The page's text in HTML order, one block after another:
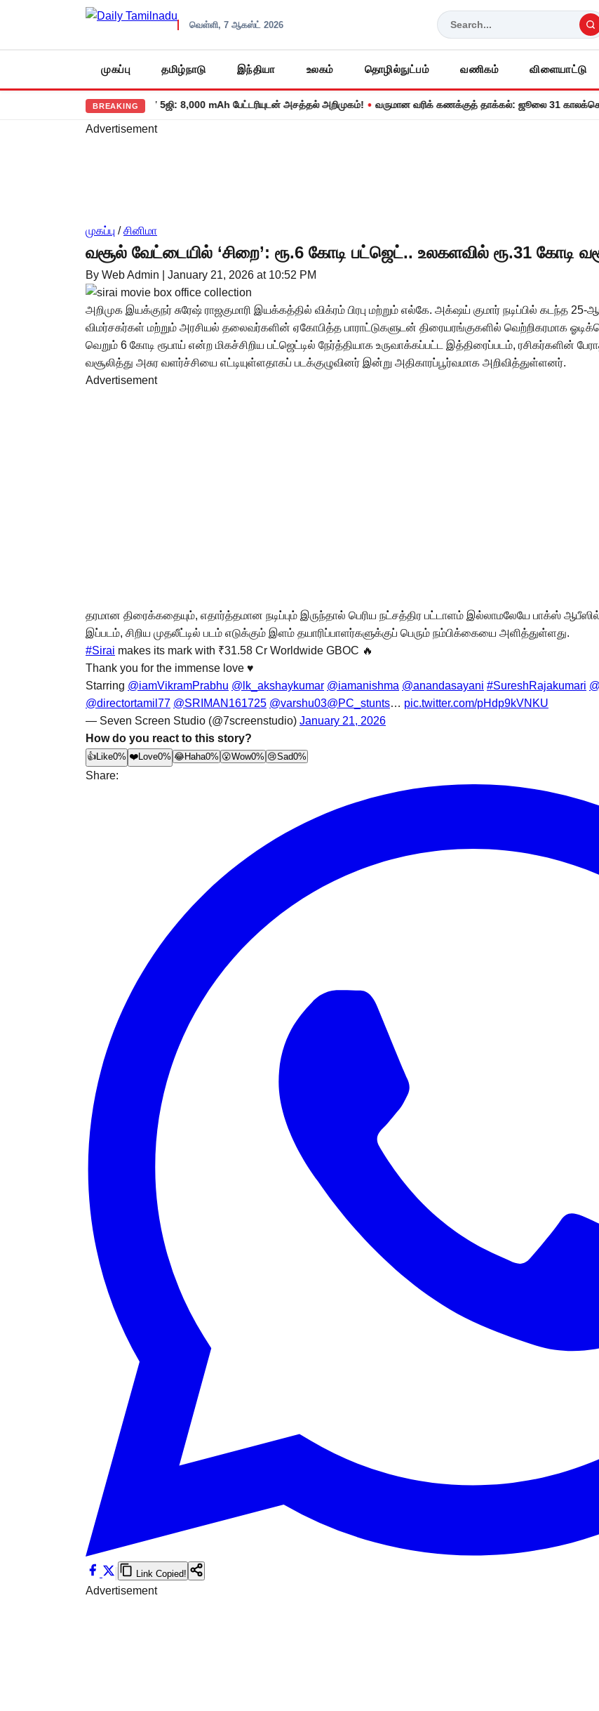
வெள்ளி, 7 ஆகஸ்ட் 2026
முகப்பு தமிழ்நாடு இந்தியா உலகம் தொழில்நுட்பம் வணிகம் விளையாட்டு
BREAKING
களமிறங்கிய ரெட்மி நோட் 17 5ஜி: 8,000 mAh பேட்டரியுடன் அசத்தல் அறிமுகம்! • வருமான வரிக் கணக்குத் தாக்கல்: ஜூலை 31 காலக்கெடு –
Advertisement
முகப்பு / சினிமா
வசூல் வேட்டையில் ‘சிறை’: ரூ.6 கோடி பட்ஜெட்.. உலகளவில் ரூ.31 கோடி
By Web Admin January 21, 2026 at 10:52 PM
அறிமுக இயக்குநர் சுரேஷ் ராஜகுமாரி இயக்கத்தில் விக்ரம் பிரபு மற்றும் எல்கே. அக்‌ஷய் குமார் நடிப்பில் கடந்த
விமர்சகர்கள் மற்றும் அரசியல் தலைவர்களின் ஏகோபித்த பாராட்டுகளுடன் திரையரங்குகளில் வெற்றிகரமாக
வெறும் 6 கோடி ரூபாய் என்ற மிகச்சிறிய பட்ஜெட்டில் நேர்த்தியாக உருவாக்கப்பட்ட இத்திரைப்படம், ரசிகர்களின்
வசூலித்து அசுர வளர்ச்சியை எட்டியுள்ளதாகப் படக்குழுவினர் இன்று அதிகாரப்பூர்வமாக அறிவித்துள்ளனர்.
Advertisement
தரமான திரைக்கதையும், எதார்த்தமான நடிப்பும் இருந்தால் பெரிய நட்சத்திர பட்டாளம் இல்லாமலேயே பாக்ஸ்
இப்படம், சிறிய முதலீட்டில் படம் எடுக்கும் இளம் தயாரிப்பாளர்களுக்குப் பெரும் நம்பிக்கையை அளித்துள்ளது.
#Sirai makes its mark with ₹31.58 Cr Worldwide GBOC 🔥
Thank you for the immense love ♥️
Starring @iamVikramPrabhu @lk_akshaykumar @iamanishma @anandasayani #SureshRajakumari
@directortamil77 @SRIMAN161725 @varshu03@PC_stunts… pic.twitter.com/pHdp9kVNKU
— Seven Screen Studio (@7screenstudio) January 21, 2026
How do you react to this story?
👍Like0% ❤️Love0% 😂Haha0% 😮Wow0% 😢Sad0%
Share:
Link Copied!
Advertisement